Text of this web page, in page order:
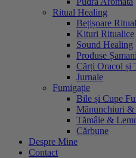
Ritual Healing
Bețișoare
Kituri Ritualice
Sound Healing
Produse
Cărți Oracol și
Jurnale
Fumigație
Bile și Cupe
Mănunchiuri &
Tămâie &
Cărbune
Despre Mine
Contact